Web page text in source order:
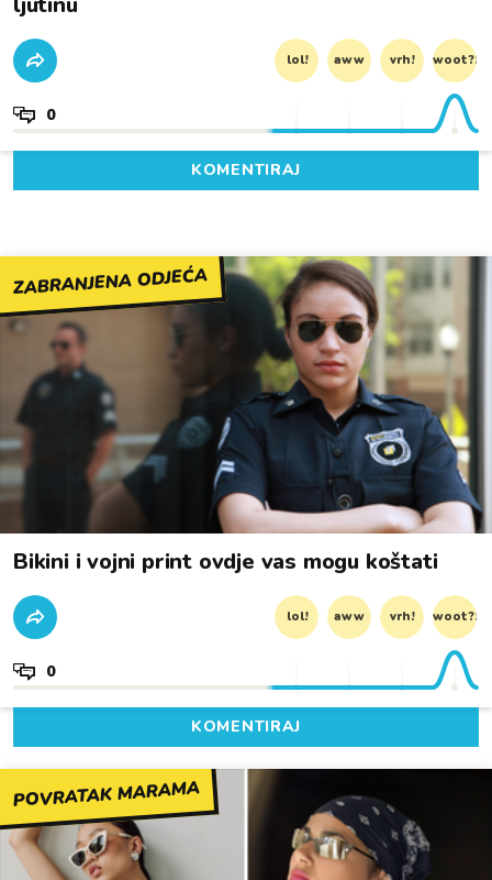
lol! aww vrh! woot?!
0
KOMENTIRAJ
ZABRANJENA ODJEĆA
Bikini i vojni print ovdje vas mogu koštati
lol! aww vrh! woot?!
0
KOMENTIRAJ
POVRATAK MARAMA